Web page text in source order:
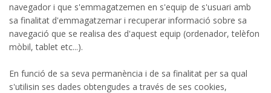
navegador i que s'emmagatzemen en s'equip de s'usuari amb
sa finalitat d'emmagatzemar i recuperar informació sobre sa
navegació que se realisa des d'aquest equip (ordenador, telèfon
mòbil, tablet etc...).
En funció de sa seva permanència i de sa finalitat per sa qual
s'utilisin ses dades obtengudes a través de ses cookies,